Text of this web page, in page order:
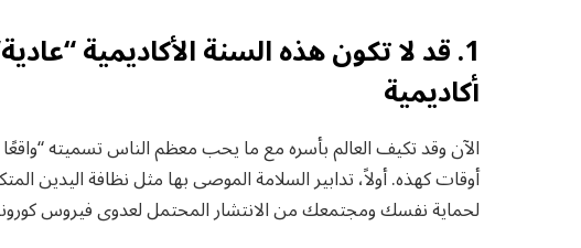
1. قد لا تكون هذه السنة الأكاديمية
أكاديمية
الآن وقد تكيف العالم بأسره مع ما يحب معظم الناس تسميته
أوقات كهذه. أولاً، تدابير السلامة الموصى بها مثل نظافة اليدين
لحماية نفسك ومجتمعك من الانتشار المحتمل لعدوى فيروس